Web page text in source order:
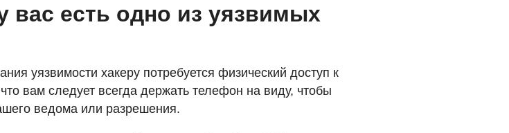
вас есть одно из уязвимых
уязвимости хакеру потребуется физический доступ к
вам следует всегда держать телефон на виду, чтобы
ведома или разрешения.